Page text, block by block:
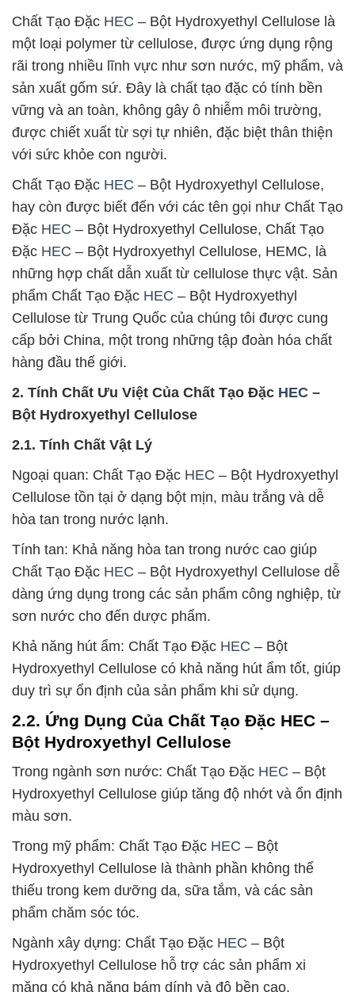
Chất Tạo Đặc HEC – Bột Hydroxyethyl Cellulose là
một loại polymer từ cellulose, được ứng dụng rộng
rãi trong nhiều lĩnh vực như sơn nước, mỹ phẩm, và
sản xuất gốm sứ. Đây là chất tạo đặc có tính bền
vững và an toàn, không gây ô nhiễm môi trường,
được chiết xuất từ sợi tự nhiên, đặc biệt thân thiện
với sức khỏe con người.
Chất Tạo Đặc HEC – Bột Hydroxyethyl Cellulose,
hay còn được biết đến với các tên gọi như Chất Tạo
Đặc HEC – Bột Hydroxyethyl Cellulose, Chất Tạo
Đặc HEC – Bột Hydroxyethyl Cellulose, HEMC, là
những hợp chất dẫn xuất từ cellulose thực vật. Sản
phẩm Chất Tạo Đặc HEC – Bột Hydroxyethyl
Cellulose từ Trung Quốc của chúng tôi được cung
cấp bởi China, một trong những tập đoàn hóa chất
hàng đầu thế giới.
2. Tính Chất Ưu Việt Của Chất Tạo Đặc HEC –
Bột Hydroxyethyl Cellulose
2.1. Tính Chất Vật Lý
Ngoại quan: Chất Tạo Đặc HEC – Bột Hydroxyethyl
Cellulose tồn tại ở dạng bột mịn, màu trắng và dễ
hòa tan trong nước lạnh.
Tính tan: Khả năng hòa tan trong nước cao giúp
Chất Tạo Đặc HEC – Bột Hydroxyethyl Cellulose dễ
dàng ứng dụng trong các sản phẩm công nghiệp, từ
sơn nước cho đến dược phẩm.
Khả năng hút ẩm: Chất Tạo Đặc HEC – Bột
Hydroxyethyl Cellulose có khả năng hút ẩm tốt, giúp
duy trì sự ổn định của sản phẩm khi sử dụng.
2.2. Ứng Dụng Của Chất Tạo Đặc HEC –
Bột Hydroxyethyl Cellulose
Trong ngành sơn nước: Chất Tạo Đặc HEC – Bột
Hydroxyethyl Cellulose giúp tăng độ nhớt và ổn định
màu sơn.
Trong mỹ phẩm: Chất Tạo Đặc HEC – Bột
Hydroxyethyl Cellulose là thành phần không thể
thiếu trong kem dưỡng da, sữa tắm, và các sản
phẩm chăm sóc tóc.
Ngành xây dựng: Chất Tạo Đặc HEC – Bột
Hydroxyethyl Cellulose hỗ trợ các sản phẩm xi
măng có khả năng bám dính và độ bền cao.